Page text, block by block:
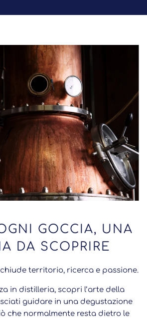
GOCCIA, UNA
DA SCOPRIRE
territorio, ricerca e passione.
in distilleria, scopri l’arte della
guidare in una degustazione
che normalmente resta dietro le